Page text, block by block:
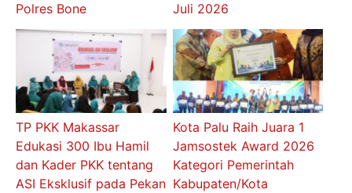
Polres Bone
Juli 2026
TP PKK Makassar
Edukasi 300 Ibu Hamil
dan Kader PKK tentang
ASI Eksklusif pada Pekan
Kota Palu Raih Juara 1
Jamsostek Award 2026
Kategori Pemerintah
Kabupaten/Kota